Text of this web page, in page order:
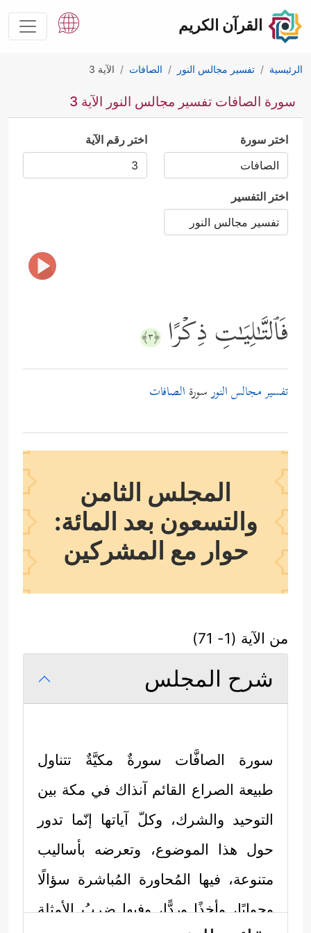
القرآن الكريم
الرئيسية تفسير مجالس النور الصافات الآية 3
سورة الصافات تفسير مجالس النور الآية 3
اختر سورة اختر رقم الآية
اختر التفسير
فَٱلتَّـٰلِیَـٰتِ ذِكۡرًا ﴿٣﴾
تفسير مجالس النورسورة الصافات
المجلس الثامن
والتسعون بعد المائة:
حوار مع المشركين
من الآية (1- 71)
شرح المجلس
سورة الصافَّات سورةٌ مكيَّةٌ تتناول
طبيعة الصراع القائم آنذاك في مكة بين
التوحيد والشرك، وكلّ آياتها إنّما تدور
حول هذا الموضوع، وتعرضه بأساليب
متنوعة، فيها المُحاورة المُباشرة سؤالًا
وجوابًا، وأخذًا وردًّا، وفيها ضربُ الأمثلة